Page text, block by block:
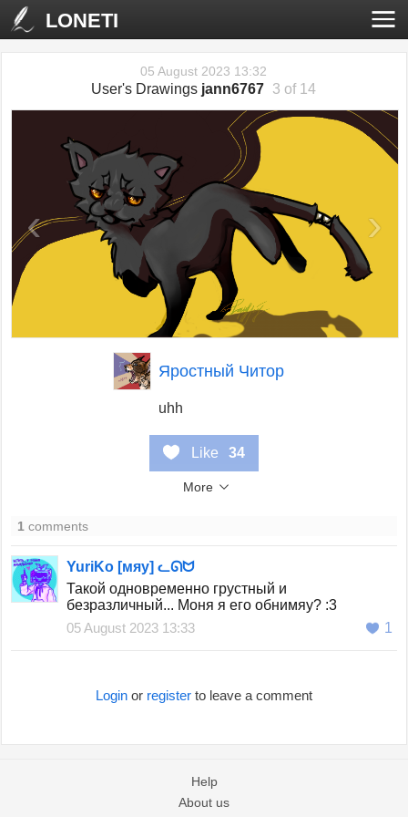
LONETI
05 August 2023 13:32
User's Drawings jann6767 3 of 14
‹ ›
Яростный Читор
uhh
Like 34
More
1 comments
YuriKo [мяу] ᓚᘏᗢ
Такой одновременно грустный и
безразличный... Моня я его обнимяу? :3
05 August 2023 13:33
1
Loginor registerto leave a comment
Help
About us